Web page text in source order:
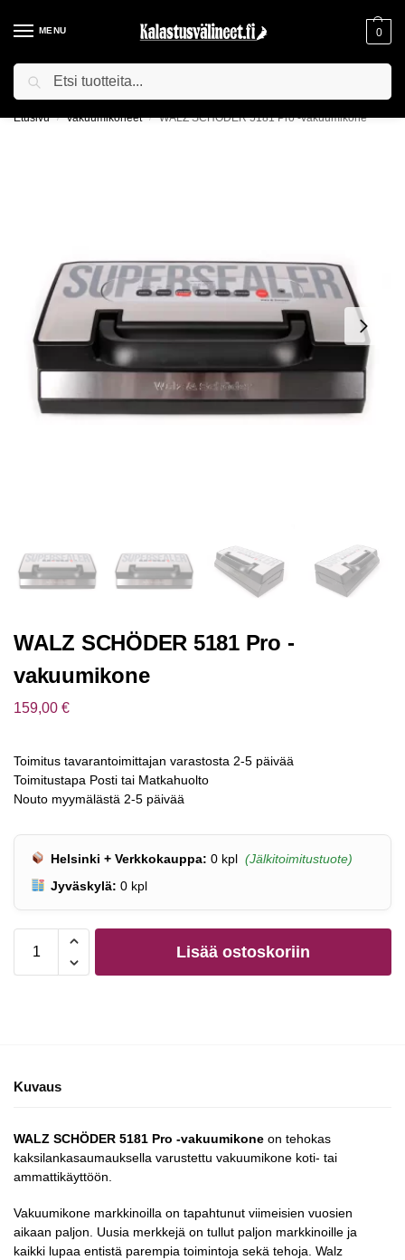
MENU 0
ILMAINEN TOIMITUS YLI 75€ TILAUKSILLE!
Etusivu / Vakuumikoneet / WALZ SCHÖDER 5181 Pro -vakuumikone
WALZ SCHÖDER 5181 Pro -
vakuumikone
159,00 €
Toimitus tavarantoimittajan varastosta 2-5 päivää
Toimitustapa Posti tai Matkahuolto
Nouto myymälästä 2-5 päivää
Helsinki + Verkkokauppa: 0 kpl(Jälkitoimitustuote)
Jyväskylä: 0 kpl
Lisää ostoskoriin
Kuvaus
WALZ SCHÖDER 5181 Pro -vakuumikone on tehokas
kaksilankasaumauksella varustettu vakuumikone koti- tai
ammattikäyttöön.
Vakuumikone markkinoilla on tapahtunut viimeisien vuosien
aikaan paljon. Uusia merkkejä on tullut paljon markkinoille ja
kaikki lupaa entistä parempia toimintoja sekä tehoja. Walz